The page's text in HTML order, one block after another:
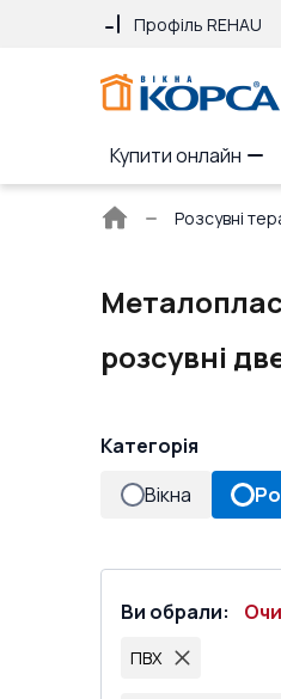
Профіль REHAU
Купити онлайн
Головна
Розсувні
розсувні
Категорія
Вікна
Ви обрали:
ПВХ